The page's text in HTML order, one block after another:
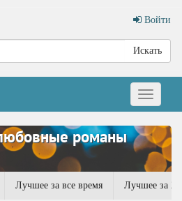
Войти
Искать
Меню
романы
Лучшее за все время Лучшее за